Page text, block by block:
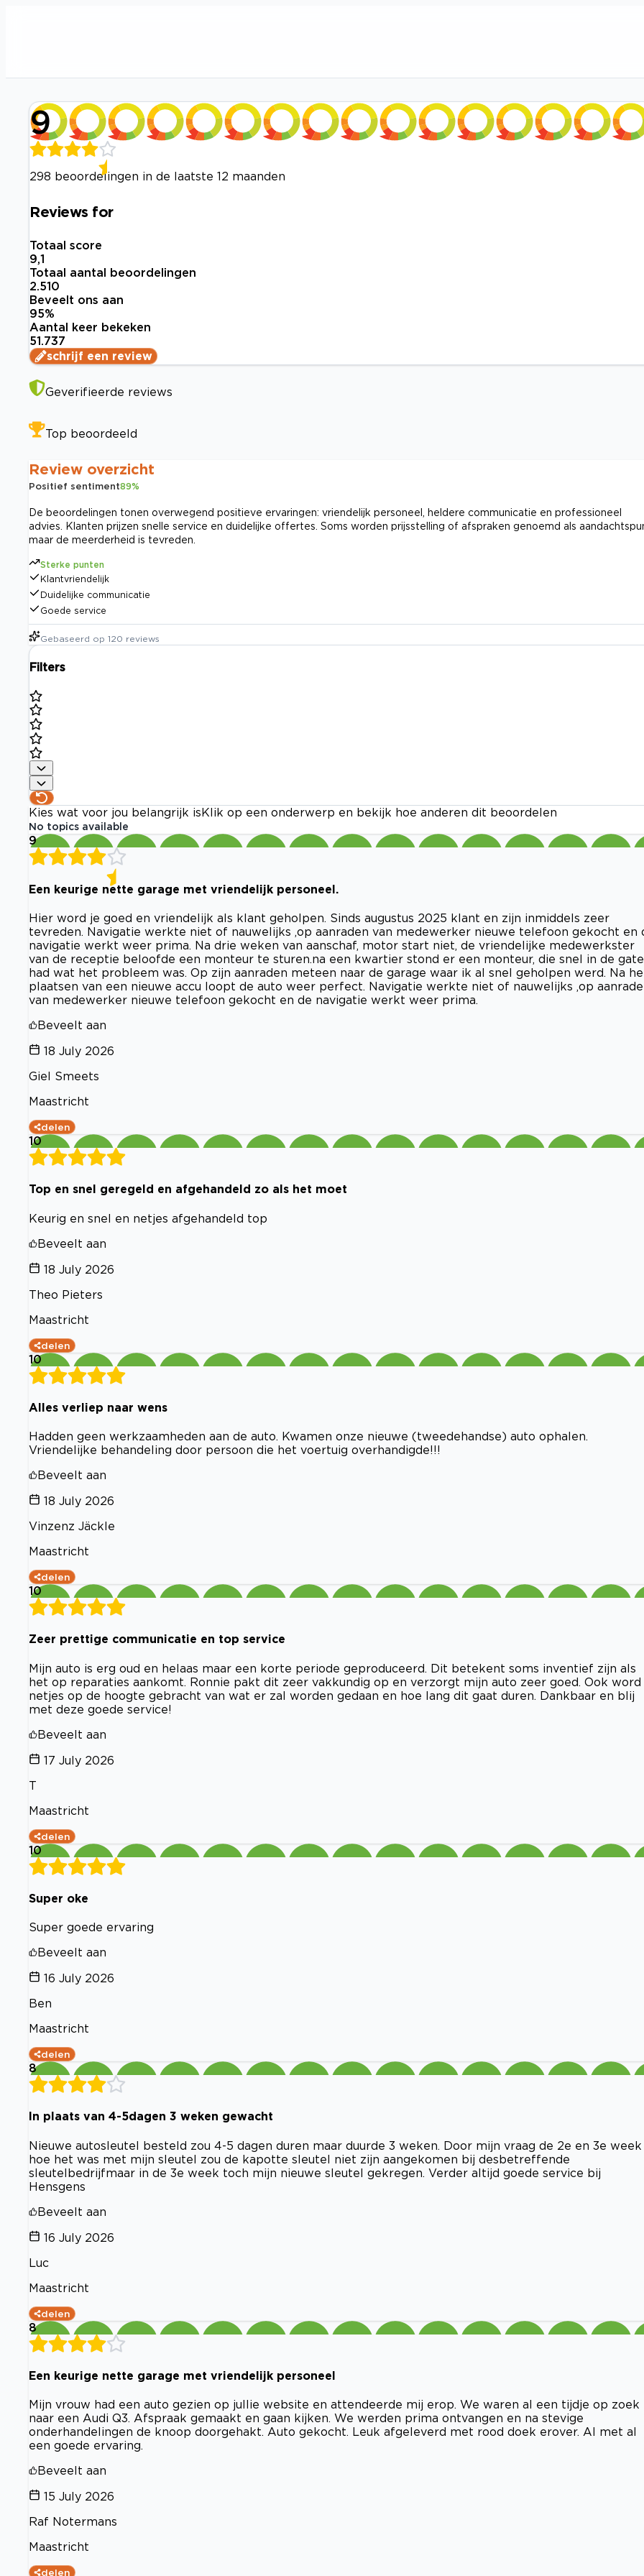
9
298 beoordelingen in de laatste 12 maanden
Reviews for
Totaal score
9,1
Totaal aantal beoordelingen
2.510
Beveelt ons aan
95%
Aantal keer bekeken
51.737
schrijf een review
Geverifieerde reviews
Top beoordeeld
Review overzicht
Positief sentiment89%
De beoordelingen tonen overwegend positieve ervaringen: vriendelijk personeel, heldere communicatie en professioneel
advies. Klanten prijzen snelle service en duidelijke offertes. Soms worden prijsstelling of afspraken genoemd als
maar de meerderheid is tevreden.
Sterke punten
Klantvriendelijk
Duidelijke communicatie
Goede service
Gebaseerd op 120 reviews
Filters
Kies wat voor jou belangrijk is Klik op een onderwerp en bekijk hoe anderen dit beoordelen
No topics available
9
Een keurige nette garage met vriendelijk personeel.
Hier word je goed en vriendelijk als klant geholpen. Sinds augustus 2025 klant en zijn inmiddels zeer
tevreden. Navigatie werkte niet of nauwelijks ,op aanraden van medewerker nieuwe telefoon gekocht en
navigatie werkt weer prima. Na drie weken van aanschaf, motor start niet, de vriendelijke medewerkster
van de receptie beloofde een monteur te sturen.na een kwartier stond er een monteur, die snel in de
had wat het probleem was. Op zijn aanraden meteen naar de garage waar ik al snel geholpen werd. Na
plaatsen van een nieuwe accu loopt de auto weer perfect. Navigatie werkte niet of nauwelijks ,op
van medewerker nieuwe telefoon gekocht en de navigatie werkt weer prima.
Beveelt aan
18 July 2026
Giel Smeets
Maastricht
delen
10
Top en snel geregeld en afgehandeld zo als het moet
Keurig en snel en netjes afgehandeld top
Beveelt aan
18 July 2026
Theo Pieters
Maastricht
delen
10
Alles verliep naar wens
Hadden geen werkzaamheden aan de auto. Kwamen onze nieuwe (tweedehandse) auto ophalen.
Vriendelijke behandeling door persoon die het voertuig overhandigde!!!
Beveelt aan
18 July 2026
Vinzenz Jäckle
Maastricht
delen
10
Zeer prettige communicatie en top service
Mijn auto is erg oud en helaas maar een korte periode geproduceerd. Dit betekent soms inventief zijn als
het op reparaties aankomt. Ronnie pakt dit zeer vakkundig op en verzorgt mijn auto zeer goed. Ook word
netjes op de hoogte gebracht van wat er zal worden gedaan en hoe lang dit gaat duren. Dankbaar en blij
met deze goede service!
Beveelt aan
17 July 2026
T
Maastricht
delen
10
Super oke
Super goede ervaring
Beveelt aan
16 July 2026
Ben
Maastricht
delen
8
In plaats van 4-5dagen 3 weken gewacht
Nieuwe autosleutel besteld zou 4-5 dagen duren maar duurde 3 weken. Door mijn vraag de 2e en 3e week
hoe het was met mijn sleutel zou de kapotte sleutel niet zijn aangekomen bij desbetreffende
sleutelbedrijfmaar in de 3e week toch mijn nieuwe sleutel gekregen. Verder altijd goede service bij
Hensgens
Beveelt aan
16 July 2026
Luc
Maastricht
delen
8
Een keurige nette garage met vriendelijk personeel
Mijn vrouw had een auto gezien op jullie website en attendeerde mij erop. We waren al een tijdje op zoek
naar een Audi Q3. Afspraak gemaakt en gaan kijken. We werden prima ontvangen en na stevige
onderhandelingen de knoop doorgehakt. Auto gekocht. Leuk afgeleverd met rood doek erover. Al met al
een goede ervaring.
Beveelt aan
15 July 2026
Raf Notermans
Maastricht
delen